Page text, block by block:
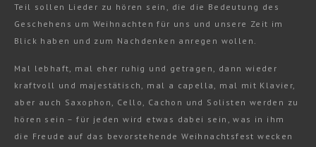
Teil sollen Lieder zu hören sein, die die Bedeutung des
Geschehens um Weihnachten für uns und unsere Zeit im
Blick haben und zum Nachdenken anregen wollen.
Mal lebhaft, mal eher ruhig und getragen, dann wieder
kraftvoll und majestätisch, mal a capella, mal mit Klavier,
aber auch Saxophon, Cello, Cachon und Solisten werden zu
hören sein – für jeden wird etwas dabei sein, was in ihm
die Freude auf das bevorstehende Weihnachtsfest wecken